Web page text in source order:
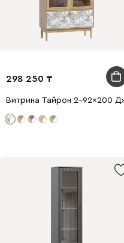
298 250
Витрина Тайрон 2-92x200